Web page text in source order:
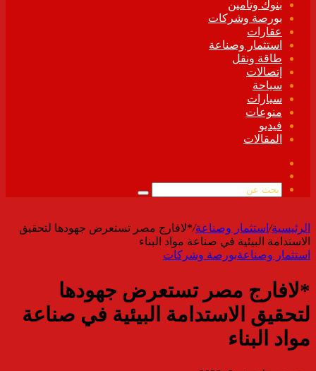
بنوك وتأمين
بورصة وشركات
عقارات
استثمار وصناعة
طاقة ونقل
إتصالات
سياحة
سيارات
منوعات
فيديو
المقالات
الموقع
بحث
الرئيسية/ استثمار وصناعة/*لافارج مصر تستعرض جهودها لتحقيق
الاستدامة البيئية في صناعة مواد البناء
استثمار وصناعةبورصة وشركات
*لافارج مصر تستعرض جهودها
لتحقيق الاستدامة البيئية في صناعة
مواد البناء